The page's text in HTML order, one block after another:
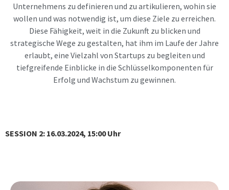
Unternehmens zu definieren und zu artikulieren, wohin sie
wollen und was notwendig ist, um diese Ziele zu erreichen.
Diese Fähigkeit, weit in die Zukunft zu blicken und
strategische Wege zu gestalten, hat ihm im Laufe der Jahre
erlaubt, eine Vielzahl von Startups zu begleiten und
tiefgreifende Einblicke in die Schlüsselkomponenten für
Erfolg und Wachstum zu gewinnen.
SESSION 2: 16.03.2024, 15:00 Uhr